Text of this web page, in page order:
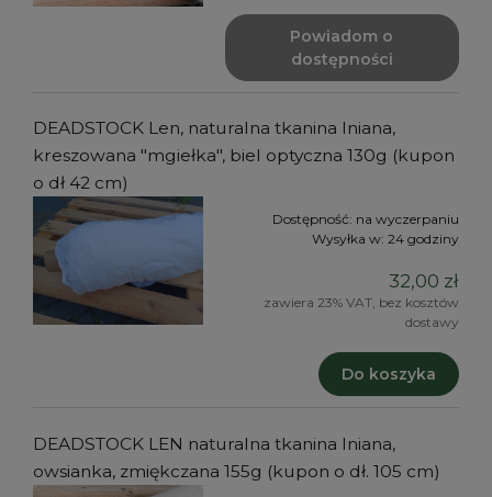
Powiadom o
dostępności
DEADSTOCK Len, naturalna tkanina lniana,
kreszowana "mgiełka", biel optyczna 130g (kupon
o dł 42 cm)
Dostępność: na wyczerpaniu
Wysyłka w: 24 godziny
32,00 zł
zawiera 23% VAT, bez kosztów
dostawy
Do koszyka
DEADSTOCK LEN naturalna tkanina lniana,
owsianka, zmiękczana 155g (kupon o dł. 105 cm)